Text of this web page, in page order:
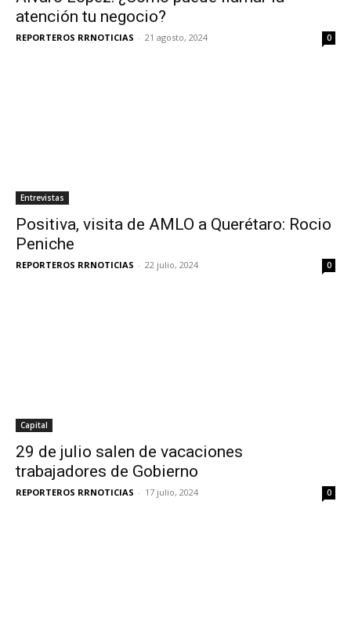
atención tu negocio?
REPORTEROS RRNOTICIAS - 21 agosto, 2024 0
Entrevistas
Positiva, visita de AMLO a Querétaro: Rocio
Peniche
REPORTEROS RRNOTICIAS - 22 julio, 2024 0
Capital
29 de julio salen de vacaciones
trabajadores de Gobierno
REPORTEROS RRNOTICIAS - 17 julio, 2024 0